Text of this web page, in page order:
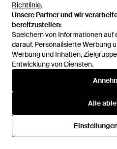
Richtlinie.
Unsere Partner und wir
bereitzustellen:
Speichern von Informationen auf
darauf. Personalisierte Werbung
Werbung und Inhalten,
Entwicklung von Diensten.
Alle
Richtlinie.
Unsere Partner und wir
bereitzustellen:
Speichern von Informationen auf
darauf. Personalisierte Werbung
Werbung und Inhalten,
Entwicklung von Diensten.
Alle
100 €40 €
Lockere Jeans mit Strass-